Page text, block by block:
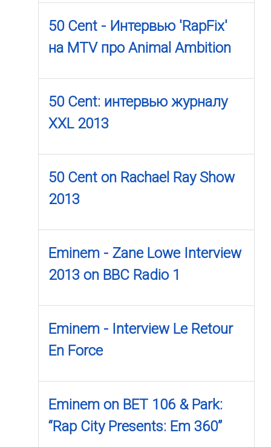
50 Cent - Интервью 'RapFix'
на MTV про Animal Ambition
50 Cent: интервью журналу
XXL 2013
50 Cent on Rachael Ray Show
2013
Eminem - Zane Lowe Interview
2013 on BBC Radio 1
Eminem - Interview Le Retour
En Force
Eminem on BET 106 & Park:
“Rap City Presents: Em 360”